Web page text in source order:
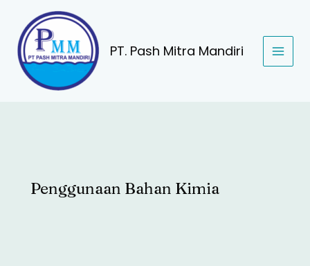
konten
PT. Pash Mitra Mandiri
Penggunaan Bahan Kimia